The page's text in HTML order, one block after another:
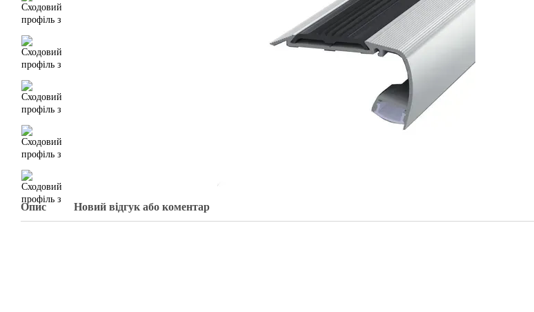
Опис Новий відгук або коментар